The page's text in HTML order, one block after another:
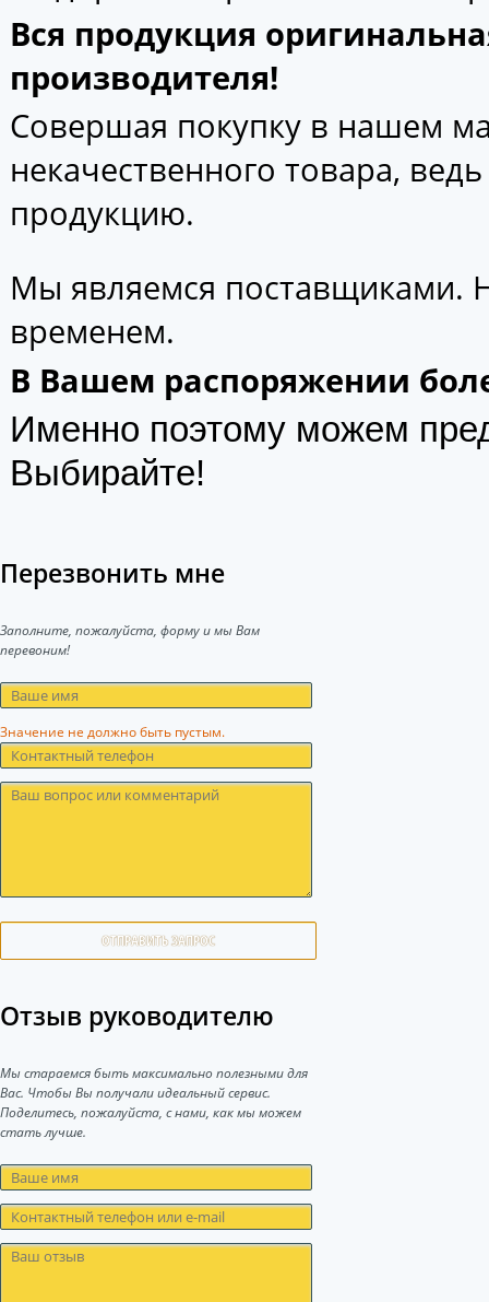
Вся продукция
производителя!
Совершая покупку в нашем
некачественного товара,
продукцию.
Мы являемся поставщиками.
временем.
В Вашем распоряжении
Именно поэтому можем
Выбирайте!
Перезвонить мне
Заполните, пожалуйста, форму и мы Вам
перевоним!
Значение не должно быть пустым.
ОТПРАВИТЬ ЗАПРОС
Отзыв руководителю
Мы стараемся быть максимально полезными для
Вас. Чтобы Вы получали идеальный сервис.
Поделитесь, пожалуйста, с нами, как мы можем
стать лучше.